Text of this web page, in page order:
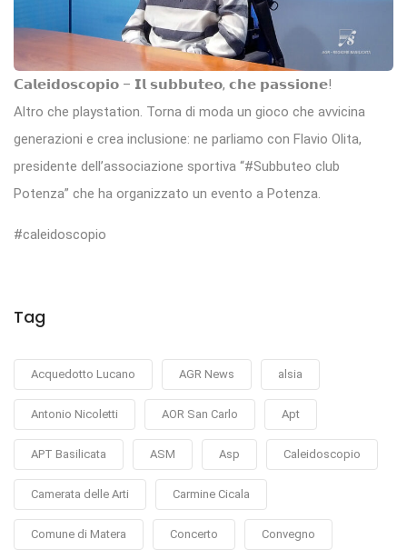
𝗖𝗮𝗹𝗲𝗶𝗱𝗼𝘀𝗰𝗼𝗽𝗶𝗼 – 𝗜𝗹 𝘀𝘂𝗯𝗯𝘂𝘁𝗲𝗼, 𝗰𝗵𝗲 𝗽𝗮𝘀𝘀𝗶𝗼𝗻𝗲!
Altro che playstation. Torna di moda un gioco che avvicina
generazioni e crea inclusione: ne parliamo con Flavio Olita,
presidente dell’associazione sportiva “#Subbuteo club
Potenza” che ha organizzato un evento a Potenza.
#caleidoscopio
Tag
Acquedotto Lucano AGR News alsia
Antonio Nicoletti AOR San Carlo Apt
APT Basilicata ASM Asp Caleidoscopio
Camerata delle Arti Carmine Cicala
Comune di Matera Concerto Convegno